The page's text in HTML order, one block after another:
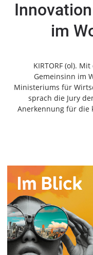
Romrod
Homberg
Ohm
Schlitz
Antrifttal
Feldatal
Herbstein
Kirtorf
Lautertal
Mücke
Schwalmtal
Ulrichstein
Wartenberg
im
KIRTORF (ol).
Gemeinsinn im
Ministeriums für
sprach die Jury
Anerkennung für die